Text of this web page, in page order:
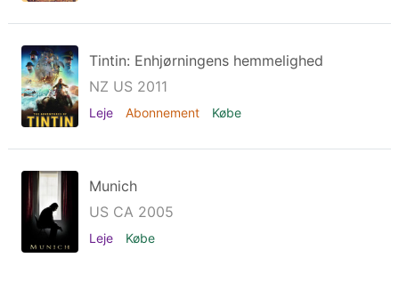
Tintin: Enhjørningens hemmelighed
NZ US 2011
Leje Abonnement Købe
Munich
US CA 2005
Leje Købe